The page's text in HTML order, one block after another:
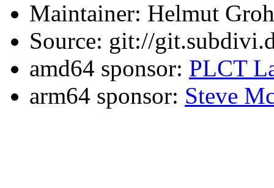
Maintainer: Helmut
Source: git://
amd64 sponsor: PLCT
arm64 sponsor: Steve